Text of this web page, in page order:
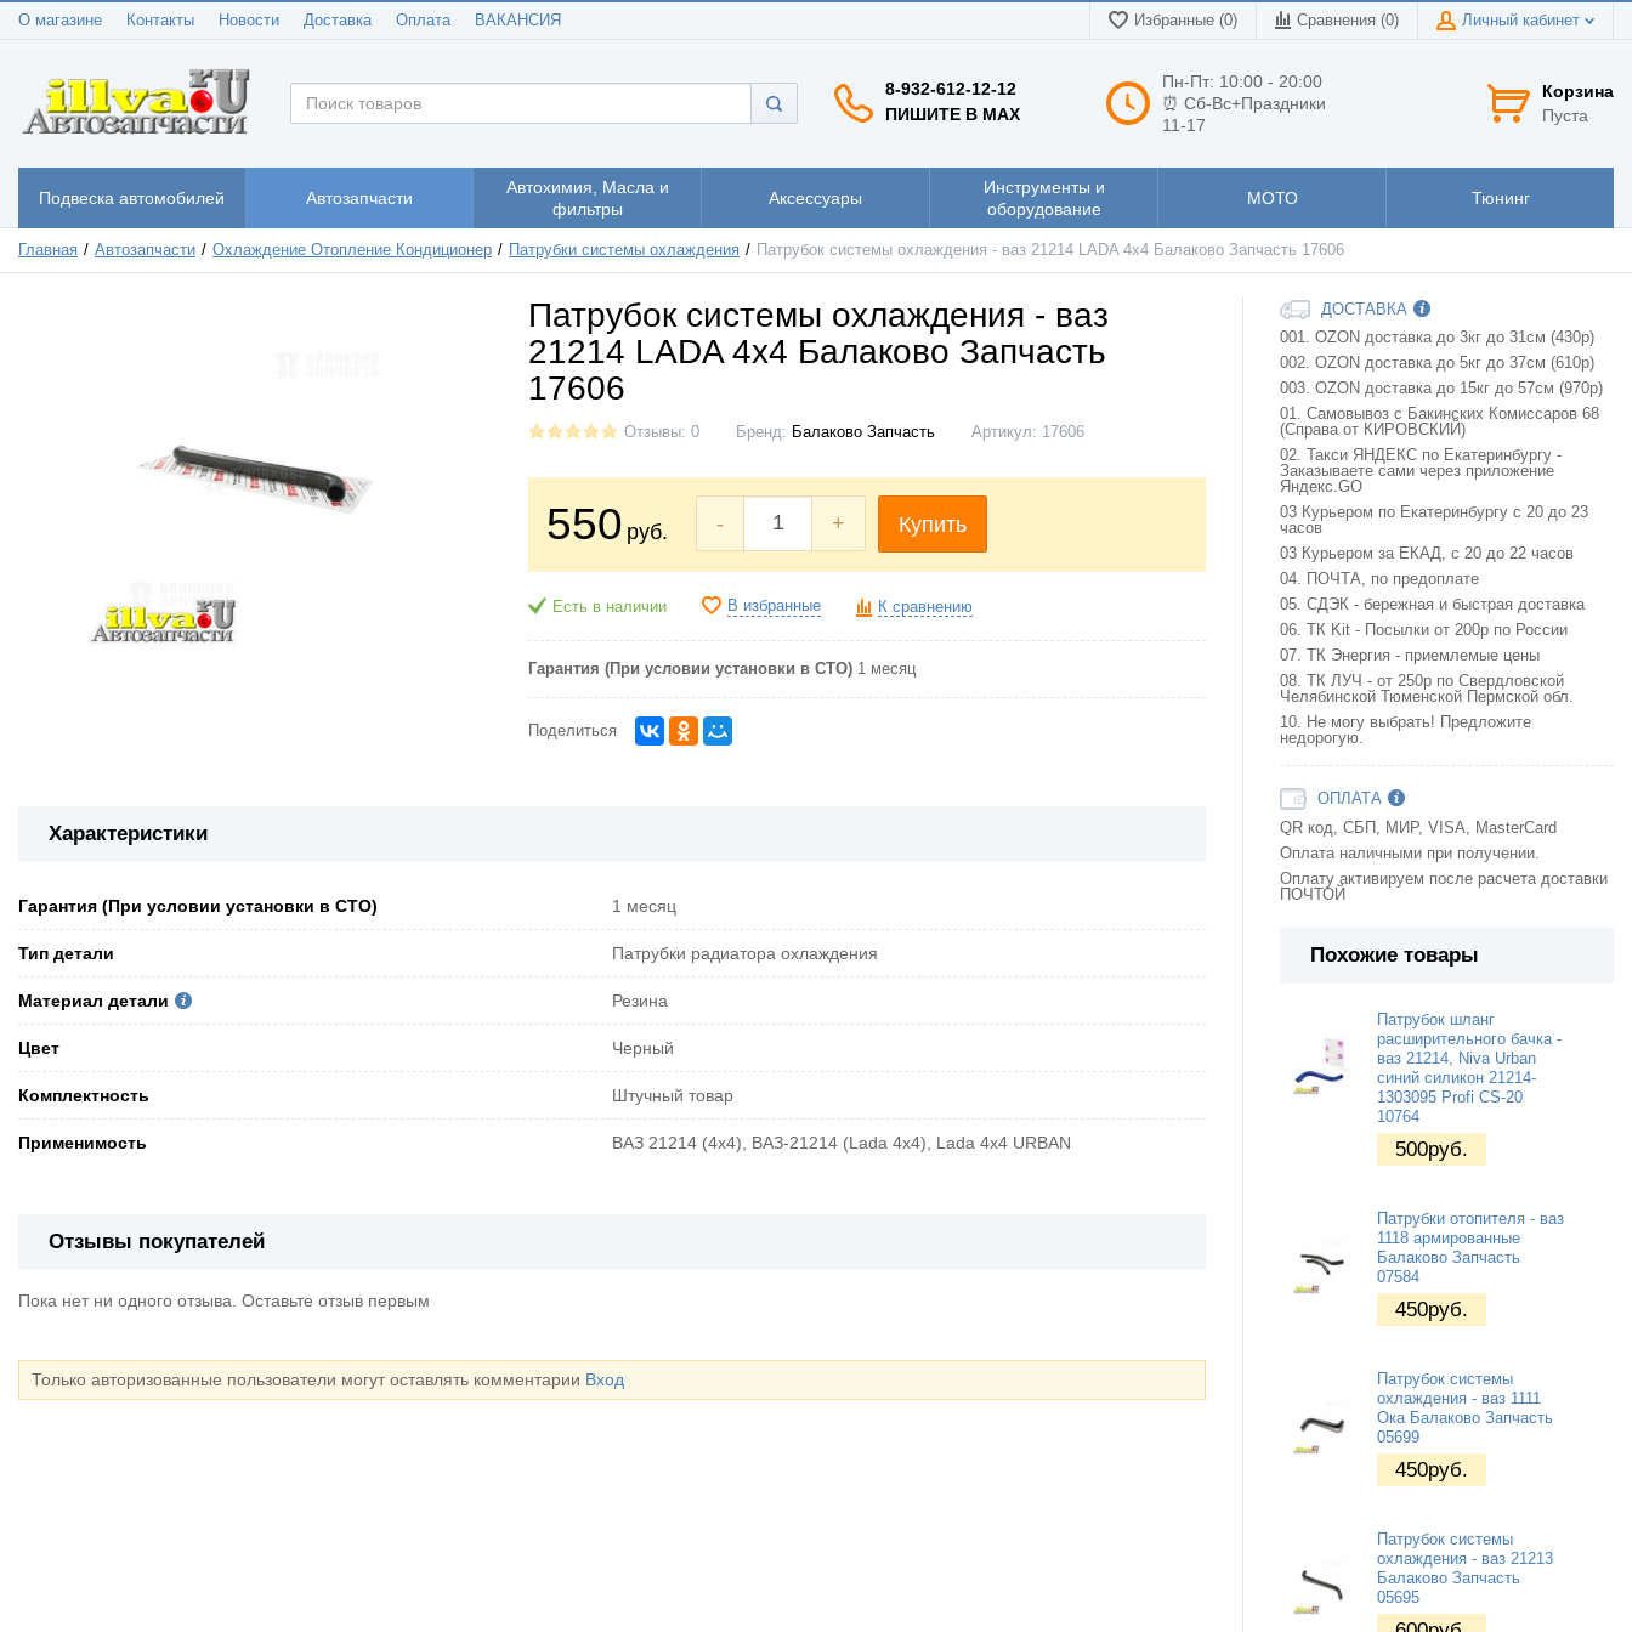
О магазине Контакты Новости Доставка Оплата ВАКАНСИЯ Избранные (0) Сравнения (0) Личный кабинет
8-932-612-12-12
ПИШИТЕ В MAX
Пн-Пт: 10:00 - 20:00
⏰ Сб-Вс+Праздники
11-17
Корзина
Пуста
Подвеска автомобилей Автозапчасти
Автохимия, Масла и
фильтры
Аксессуары
Инструменты и
оборудование
МОТО Тюнинг
Главная Автозапчасти Охлаждение Отопление Кондиционер Патрубки системы охлаждения Патрубок системы охлаждения - ваз 21214 LADA 4x4 Балаково Запчасть 17606
Патрубок системы охлаждения - ваз
21214 LADA 4x4 Балаково Запчасть
17606
Отзывы: 0 Бренд: Балаково Запчасть Артикул: 17606
550 руб. - + Купить
Есть в наличии В избранные К сравнению
Гарантия (При условии установки в СТО) 1 месяц
Поделиться
Характеристики
Гарантия (При условии установки в СТО) 1 месяц
Тип детали Патрубки радиатора охлаждения
Материал детали Резина
Цвет Черный
Комплектность Штучный товар
Применимость ВАЗ 21214 (4x4), ВАЗ-21214 (Lada 4x4), Lada 4x4 URBAN
Отзывы покупателей
Пока нет ни одного отзыва. Оставьте отзыв первым
Только авторизованные пользователи могут оставлять комментарии Вход
ДОСТАВКА
001. OZON доставка до 3кг до 31см (430р)
002. OZON доставка до 5кг до 37см (610р)
003. OZON доставка до 15кг до 57см (970р)
01. Самовывоз с Бакинских Комиссаров 68
(Справа от КИРОВСКИЙ)
02. Такси ЯНДЕКС по Екатеринбургу -
Заказываете сами через приложение
Яндекс.GO
03 Курьером по Екатеринбургу с 20 до 23
часов
03 Курьером за ЕКАД, с 20 до 22 часов
04. ПОЧТА, по предоплате
05. СДЭК - бережная и быстрая доставка
06. ТК Kit - Посылки от 200р по России
07. ТК Энергия - приемлемые цены
08. ТК ЛУЧ - от 250р по Свердловской
Челябинской Тюменской Пермской обл.
10. Не могу выбрать! Предложите
недорогую.
ОПЛАТА
QR код, СБП, МИР, VISA, MasterCard
Оплата наличными при получении.
Оплату активируем после расчета доставки
ПОЧТОЙ
Похожие товары
Патрубок шланг
расширительного бачка -
ваз 21214, Niva Urban
синий силикон 21214-
1303095 Profi CS-20
10764
500руб.
Патрубки отопителя - ваз
1118 армированные
Балаково Запчасть
07584
450руб.
Патрубок системы
охлаждения - ваз 1111
Ока Балаково Запчасть
05699
450руб.
Патрубок системы
охлаждения - ваз 21213
Балаково Запчасть
05695